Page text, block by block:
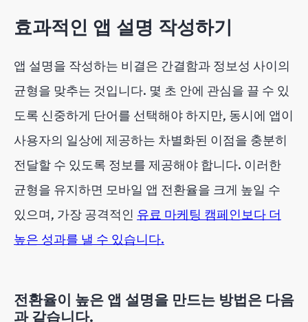
효과적인 앱 설명 작성하기
앱 설명을 작성하는 비결은 간결함과 정보성 사이의
균형을 맞추는 것입니다. 몇 초 안에 관심을 끌 수 있
도록 신중하게 단어를 선택해야 하지만, 동시에 앱이
사용자의 일상에 제공하는 차별화된 이점을 충분히
전달할 수 있도록 정보를 제공해야 합니다. 이러한
균형을 유지하면 모바일 앱 전환율을 크게 높일 수
있으며, 가장 공격적인 유료 마케팅 캠페인보다 더
높은 성과를 낼 수 있습니다.
전환율이 높은 앱 설명을 만드는 방법은 다음
과 같습니다.